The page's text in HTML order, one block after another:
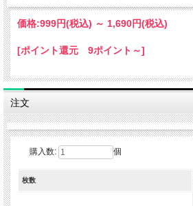
価格:999円(税込) ～ 1,690円(税込)
[ポイント還元 9ポイント～]
注文
購入数: 個
枚数